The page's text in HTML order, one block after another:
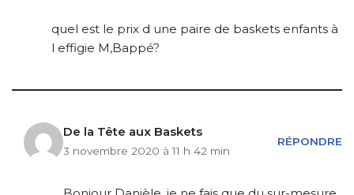
quel est le prix d une paire de baskets enfants à
l effigie M,Bappé?
De la Tête aux Baskets
3 novembre 2020 à 11 h 42 min
RÉPONDRE